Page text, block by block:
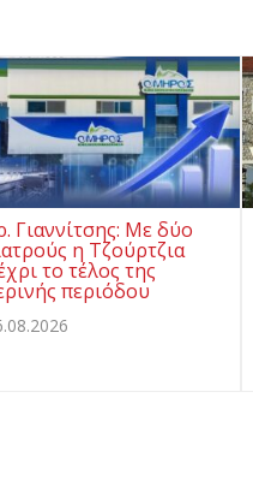
Γιαννίτσης: Με δύο
η Τζούρτζια
το τέλος της
περιόδου